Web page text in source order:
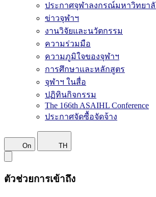
ประกาศจุฬาลงกรณ์มหาวิทยาลั
ข่าวจุฬาฯ
งานวิจัยและนวัตกรรม
ความร่วมมือ
ความภูมิใจของจุฬาฯ
การศึกษาและหลักสูตร
จุฬาฯ ในสื่อ
ปฏิทินกิจกรรม
The 166th ASAIHL Conference
ประกาศจัดซื้อจัดจ้าง
On TH
ตัวช่วยการเข้าถึง